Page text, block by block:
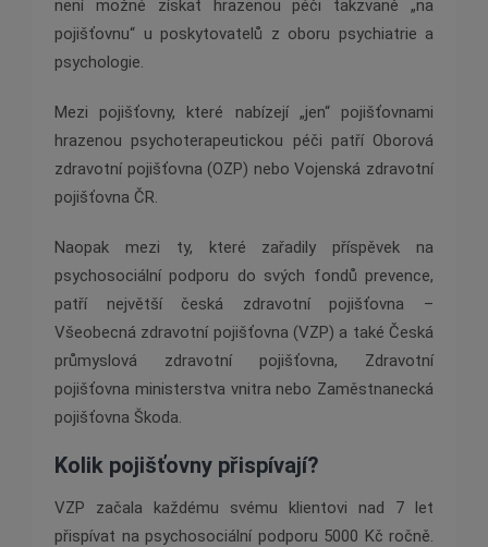
není možné získat hrazenou péči takzvaně „na
pojišťovnu“ u poskytovatelů z oboru psychiatrie a
psychologie.
Mezi pojišťovny, které nabízejí „jen“ pojišťovnami
hrazenou psychoterapeutickou péči patří Oborová
zdravotní pojišťovna (OZP) nebo Vojenská zdravotní
pojišťovna ČR.
Naopak mezi ty, které zařadily příspěvek na
psychosociální podporu do svých fondů prevence,
patří největší česká zdravotní pojišťovna –
Všeobecná zdravotní pojišťovna (VZP) a také Česká
průmyslová zdravotní pojišťovna, Zdravotní
pojišťovna ministerstva vnitra nebo Zaměstnanecká
pojišťovna Škoda.
Kolik pojišťovny přispívají?
VZP začala každému svému klientovi nad 7 let
přispívat na psychosociální podporu 5000 Kč ročně.